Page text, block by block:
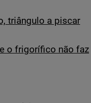
triângulo a piscar
o frigorífico não faz